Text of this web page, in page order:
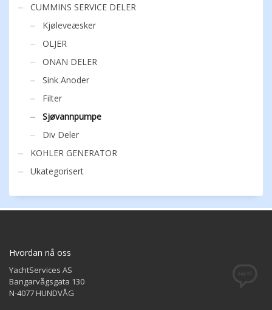
CUMMINS SERVICE DELER
Kjøleveæsker
OLJER
ONAN DELER
Sink Anoder
Filter
Sjøvannpumpe
Div Deler
KOHLER GENERATOR
Ukategorisert
Hvordan nå oss
YachtServices AS
Bangarvågsgata 130
N-4077 HUNDVÅG